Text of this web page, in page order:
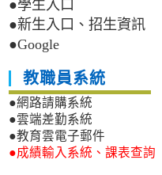
●學生入口
●新生入口、招生資訊
●Google
教職員系統
●網路請購系統
●雲端差勤系統
●教育雲電子郵件
●成績輸入系統、課表查詢